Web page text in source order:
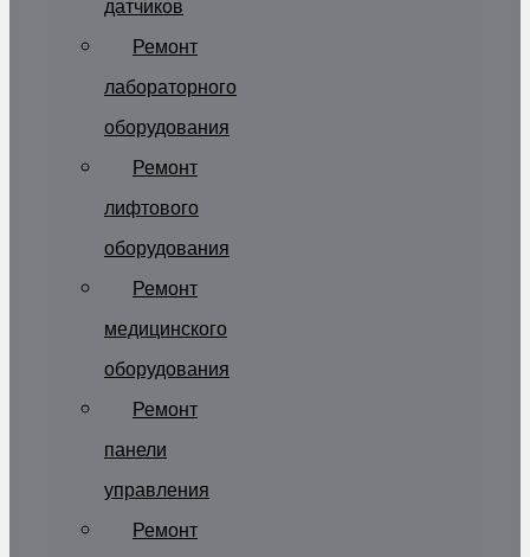
датчиков
Ремонт
лабораторного
оборудования
Ремонт
лифтового
оборудования
Ремонт
медицинского
оборудования
Ремонт
панели
управления
Ремонт